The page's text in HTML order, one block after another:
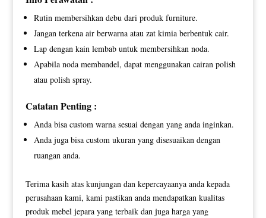
Rutin membersihkan debu dari produk furniture.
Jangan terkena air berwarna atau zat kimia berbentuk cair.
Lap dengan kain lembab untuk membersihkan noda.
Apabila noda membandel, dapat menggunakan cairan polish
atau polish spray.
Catatan Penting :
Anda bisa custom warna sesuai dengan yang anda inginkan.
Anda juga bisa custom ukuran yang disesuaikan dengan
ruangan anda.
Terima kasih atas kunjungan dan kepercayaanya anda kepada
perusahaan kami, kami pastikan anda mendapatkan kualitas
produk mebel jepara yang terbaik dan juga harga yang